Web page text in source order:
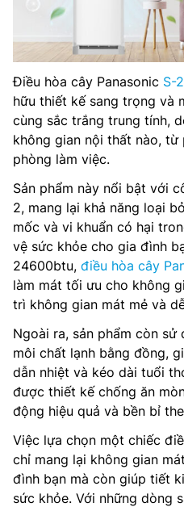
Điều hòa cây Panasonic S-
hữu thiết kế sang trọng và
cùng sắc trắng trung tính,
không gian nội thất nào, từ
phòng làm việc.
Sản phẩm này nổi bật với
2, mang lại khả năng loại
mốc và vi khuẩn có hại
vệ sức khỏe cho gia đình
24600btu, điều hòa cây
làm mát tối ưu cho không
trì không gian mát mẻ và
Ngoài ra, sản phẩm còn
môi chất lạnh bằng đồng,
dẫn nhiệt và kéo dài tuổi
được thiết kế chống ăn
động hiệu quả và bền bỉ
Việc lựa chọn một chiếc
chỉ mang lại không gian
đình bạn mà còn giúp tiết
sức khỏe. Với những dòng